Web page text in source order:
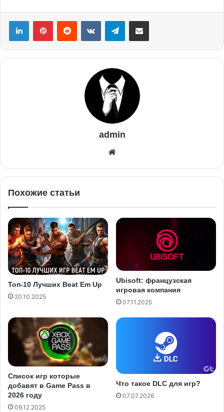
admin
Похожие статьи
Топ-10 Лучших Beat Em Up
20.10.2025
Ubisoft: французская
игровая компания
07.11.2025
Список игр которые
добавят в Game Pass в
2026 году
09.12.2025
Что такое DLC для игр?
07.07.2026